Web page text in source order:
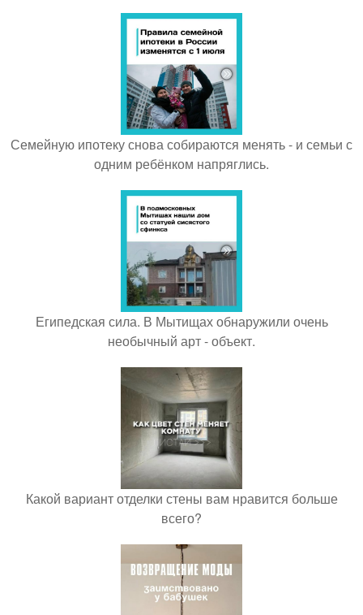
Семейную ипотеку снова собираются менять - и семьи с
одним ребёнком напряглись.
Египедская сила. В Мытищах обнаружили очень
необычный арт - объект.
Какой вариант отделки стены вам нравится больше
всего?